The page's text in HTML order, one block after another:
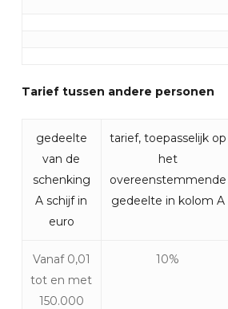
Tarief tussen andere personen
gedeelte
van de
schenking
A schijf in
euro
tarief, toepasselijk op
het
overeenstemmende
gedeelte in kolom A
Vanaf 0,01
tot en met
150.000
10%